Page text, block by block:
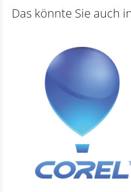
Das könnte Sie auch